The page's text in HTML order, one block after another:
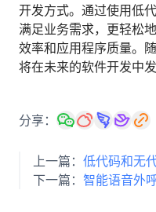
开发方式。通过使用低
满足业务需求，更轻松
效率和应用程序质量。
将在未来的软件开发中
分享：
上一篇： 低代码和无
下一篇： 智能语音外